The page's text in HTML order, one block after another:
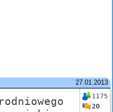
27.01.2013
1175
20